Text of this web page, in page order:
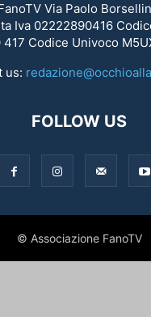
Via Paolo
Iva 02222890416
417 Codice Univoco
us:
FOLLOW US
© Associazione FanoTV